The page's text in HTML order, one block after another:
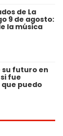
de La
9 de agosto:
la música
su futuro en
fue
que puedo